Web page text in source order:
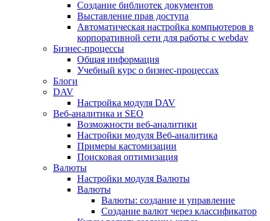
Создание библиотек документов
Выставление прав доступа
Автоматическая настройка компьютеров в
корпоративной сети для работы с webdav
Бизнес-процессы
Общая информация
Учебный курс о бизнес-процессах
Блоги
DAV
Настройка модуля DAV
Веб-аналитика и SEO
Возможности веб-аналитики
Настройки модуля Веб-аналитика
Примеры кастомизации
Поисковая оптимизация
Валюты
Настройки модуля Валюты
Валюты
Валюты: создание и управление
Создание валют через классификатор